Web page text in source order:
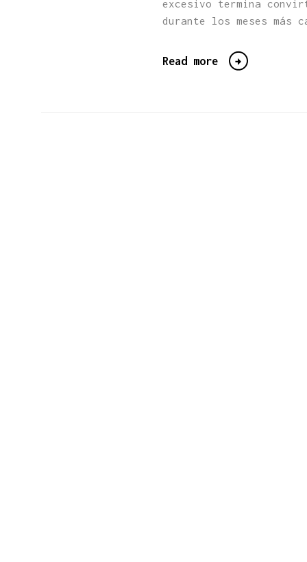
excesivo termina
durante los meses más
Read more